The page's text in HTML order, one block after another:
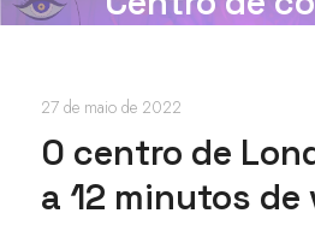
27 de maio de 2022
O centro de
a 12 minutos de